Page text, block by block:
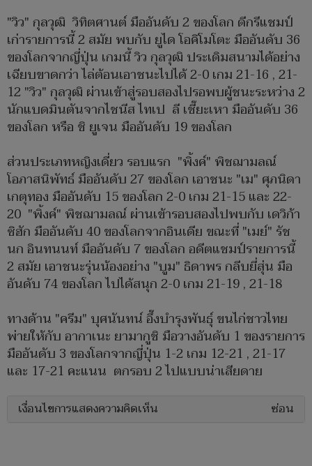
"วิว" กุลวุฒิ วิทิตศานต์ มืออันดับ 2 ของโลก ดีกรีแชมป์
เก่ารายการนี้ 2 สมัย พบกับ ยูได โอคิโมโตะ มืออันดับ 36
ของโลกจากญี่ปุ่น เกมนี้ วิว กุลวุฒิ ประเดิมสนามได้อย่าง
เฉียบขาดกว่า ไล่ต้อนเอาชนะไปได้ 2-0 เกม 21-16 , 21-
12 "วิว" กุลวุฒิ ผ่านเข้าสู่รอบสองไปรอพบผู้ชนะระหว่าง 2
นักแบดมินตันจากไชนีส ไทเป ลี เชี๊ยะเหา มืออันดับ 36
ของโลก หรือ ชิ ยูเจน มืออันดับ 19 ของโลก
ส่วนประเภทหญิงเดี่ยว รอบแรก "พิ้งค์" พิชฌามลณ์
โอภาสนิพัทธ์ มืออันดับ 27 ของโลก เอาชนะ "เม" ศุภนิดา
เกตุทอง มืออันดับ 15 ของโลก 2-0 เกม 21-15 และ 22-
20 "พิ้งค์" พิชฌามลณ์ ผ่านเข้ารอบสองไปพบกับ เดวิก้า
ซิฮัก มืออันดับ 40 ของโลกจากอินเดีย ขณะที่ "เมย์" รัช
นก อินทนนท์ มืออันดับ 7 ของโลก อดีตแชมป์รายการนี้
2 สมัย เอาชนะรุ่นน้องอย่าง "บูม" ธิดาพร กลีบยี่สุ่น มือ
อันดับ 74 ของโลก ไปได้สนุก 2-0 เกม 21-19 , 21-18
ทางด้าน "ครีม" บุศนันทน์ อึ๊งบำรุงพันธุ์ ขนไก่ชาวไทย
พ่ายให้กับ อากาเนะ ยามากูชิ มือวางอันดับ 1 ของรายการ
มืออันดับ 3 ของโลกจากญี่ปุ่น 1-2 เกม 12-21 , 21-17
และ 17-21 คะแนน ตกรอบ 2 ไปแบบน่าเสียดาย
เงื่อนไขการแสดงความคิดเห็น ซ่อน